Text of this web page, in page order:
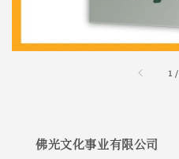
1 /
佛光文化事业有限公司